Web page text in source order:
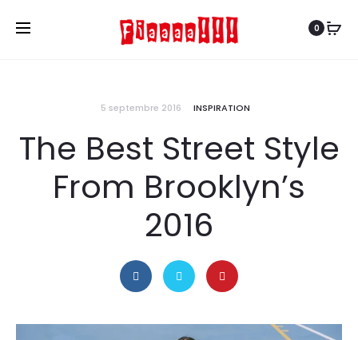
0
5 septembre 2016 INSPIRATION
The Best Street Style
From Brooklyn’s
2016